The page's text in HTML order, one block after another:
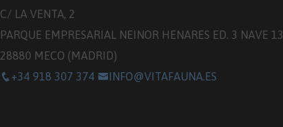
C/ LA VENTA, 2
PARQUE EMPRESARIAL NEINOR HENARES ED. 3 NAVE 13
28880 MECO (MADRID)
+34 918 307 374
INFO@VITAFAUNA.ES